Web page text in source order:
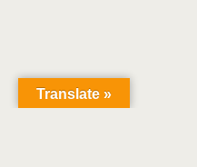
Translate »